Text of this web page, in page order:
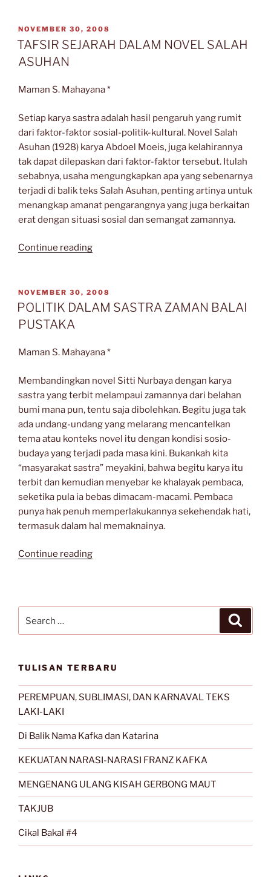
NOVEL
“SALAH
POSTED
ON
NOVEMBER 30, 2008
TAFSIR SEJARAH DALAM NOVEL SALAH
ASUHAN
Maman S. Mahayana *
Setiap karya sastra adalah hasil pengaruh yang rumit
dari faktor-faktor sosial-politik-kultural. Novel Salah
Asuhan (1928) karya Abdoel Moeis, juga kelahirannya
tak dapat dilepaskan dari faktor-faktor tersebut. Itulah
sebabnya, usaha mengungkapkan apa yang sebenarnya
terjadi di balik teks Salah Asuhan, penting artinya untuk
menangkap amanat pengarangnya yang juga berkaitan
erat dengan situasi sosial dan semangat zamannya.
Continue reading“TAFSIR
NOVEL
SALAH
POSTED
ON
NOVEMBER 30, 2008
POLITIK DALAM SASTRA ZAMAN BALAI
PUSTAKA
Maman S. Mahayana *
Membandingkan novel Sitti Nurbaya dengan karya
sastra yang terbit melampaui zamannya dari belahan
bumi mana pun, tentu saja dibolehkan. Begitu juga tak
ada undang-undang yang melarang mencantelkan
tema atau konteks novel itu dengan kondisi sosio-
budaya yang terjadi pada masa kini. Bukankah kita
“masyarakat sastra” meyakini, bahwa begitu karya itu
terbit dan kemudian menyebar ke khalayak pembaca,
seketika pula ia bebas dimacam-macami. Pembaca
punya hak penuh memperlakukannya sekehendak hati,
termasuk dalam hal memaknainya.
Continue reading“POLITIK
TULISAN TERBARU
PEREMPUAN, SUBLIMASI, DAN KARNAVAL TEKS
LAKI-LAKI
Di Balik Nama Kafka dan Katarina
KEKUATAN NARASI-NARASI FRANZ KAFKA
MENGENANG ULANG KISAH GERBONG MAUT
TAKJUB
Cikal Bakal #4